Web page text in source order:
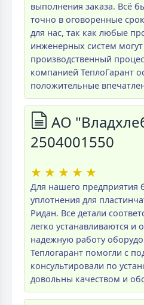
выполнения заказа. Всё
точно в оговоренные
для нас, так как любые
инженерных систем
производственный
компанией ТеплоГарант
положительные
АО
2504001550
★ ★ ★ ★ ★
Для нашего предприятия
уплотнения для
Ридан. Все детали
легко устанавливаются и
надежную работу
Теплогарант помогли с
консультировали по
довольны качеством и